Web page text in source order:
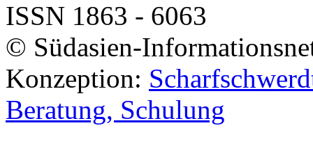
ISSN 1863 - 6063
© Südasien-
Konzeption:
Beratung, Schulung